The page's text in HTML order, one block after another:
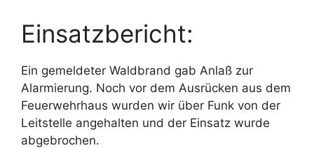
Einsatzbericht:
Ein gemeldeter Waldbrand gab Anlaß zur
Alarmierung. Noch vor dem Ausrücken aus dem
Feuerwehrhaus wurden wir über Funk von der
Leitstelle angehalten und der Einsatz wurde
abgebrochen.